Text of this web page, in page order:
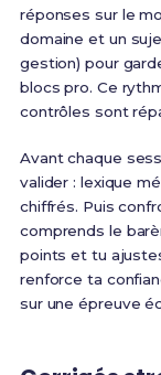
réponses sur le
domaine et un
gestion) pour
blocs pro. Ce
contrôles sont
Avant chaque
valider : lexique
chiffrés. Puis
comprends le
points et tu
renforce ta
sur une épreuve